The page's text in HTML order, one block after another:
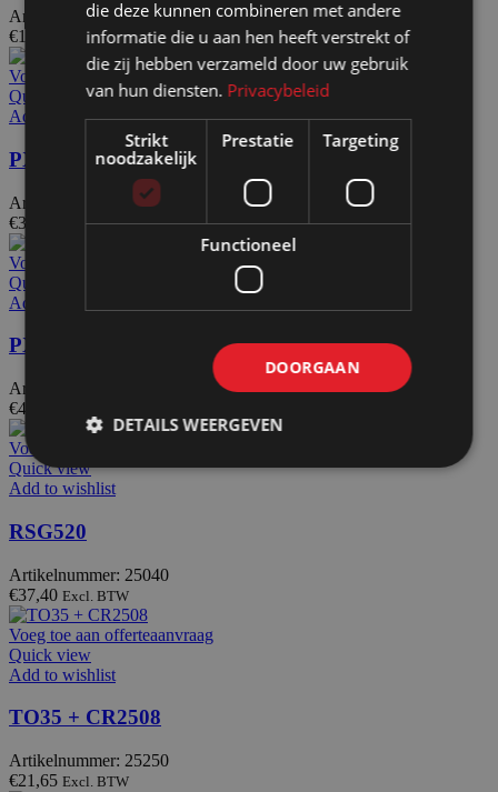
Artikelnummer: 24800
€14,30 Excl. BTW
Voeg toe aan offerteaanvraag
Quick view
Add to wishlist
PX2045 / RSG521
Artikelnummer: 24811
€32,65 Excl. BTW
Voeg toe aan offerteaanvraag
Quick view
Add to wishlist
PX2545 / RSG550
Artikelnummer: 24860
€42,00
Voeg toe aan offerteaanvraag
Quick view
Add to wishlist
RSG520
Artikelnummer: 25040
€37,40 Excl. BTW
Voeg toe aan offerteaanvraag
Quick view
Add to wishlist
TO35 + CR2508
Artikelnummer: 25250
€21,65 Excl. BTW
die deze kunnen combineren met andere
informatie die u aan hen heeft verstrekt of
die zij hebben verzameld door uw gebruik
van hun diensten. Privacybeleid
Strikt
noodzakelijk
Prestatie Targeting
Functioneel
DOORGAAN
DETAILS WEERGEVEN